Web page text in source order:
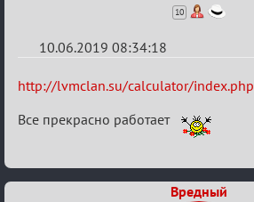
10
10.06.2019 08:34:18
Re:
Калькулятор
Лиги
http://lvmclan.su/calculator/index.php
Все прекрасно работает
Вредный